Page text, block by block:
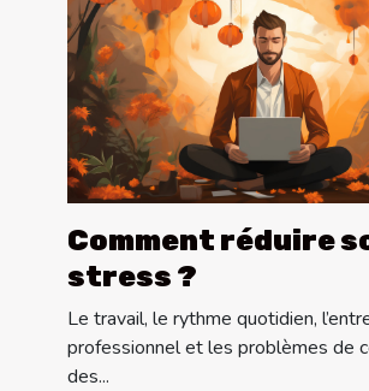
Comment réduire
stress ?
Le travail, le rythme quotidien,
professionnel et les problèmes de
des...